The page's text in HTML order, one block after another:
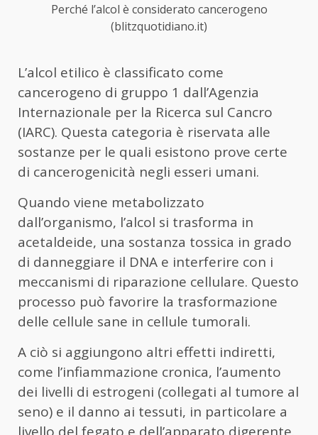
Perché l’alcol è considerato cancerogeno
(blitzquotidiano.it)
L’alcol etilico è classificato come
cancerogeno di gruppo 1 dall’Agenzia
Internazionale per la Ricerca sul Cancro
(IARC). Questa categoria è riservata alle
sostanze per le quali esistono prove certe
di cancerogenicità negli esseri umani.
Quando viene metabolizzato
dall’organismo, l’alcol si trasforma in
acetaldeide, una sostanza tossica in grado
di danneggiare il DNA e interferire con i
meccanismi di riparazione cellulare. Questo
processo può favorire la trasformazione
delle cellule sane in cellule tumorali.
A ciò si aggiungono altri effetti indiretti,
come l’infiammazione cronica, l’aumento
dei livelli di estrogeni (collegati al tumore al
seno) e il danno ai tessuti, in particolare a
livello del fegato e dell’apparato digerente.